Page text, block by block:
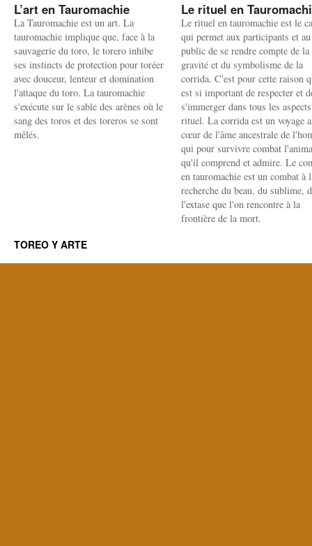
L’art en Tauromachie
La Tauromachie est un art. La
tauromachie implique que, face à la
sauvagerie du toro, le torero inhibe
ses instincts de protection pour toréer
avec douceur, lenteur et domination
l'attaque du toro. La tauromachie
s'exécute sur le sable des arènes où le
sang des toros et des toreros se sont
mêlés.
Le rituel en
Le rituel en tauromachie est le
qui permet aux participants et au
public de se rendre compte de la
gravité et du symbolisme de la
corrida. C'est pour cette raison
est si important de respecter et
s'immerger dans tous les
rituel. La corrida est un voyage
cœur de l'âme ancestrale de
qui pour survivre combat
qu'il comprend et admire. Le
en tauromachie est un combat à
recherche du beau, du sublime,
l'extase que l'on rencontre à la
frontière de la mort.
TOREO Y ARTE